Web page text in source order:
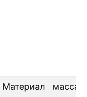
Материал
масса